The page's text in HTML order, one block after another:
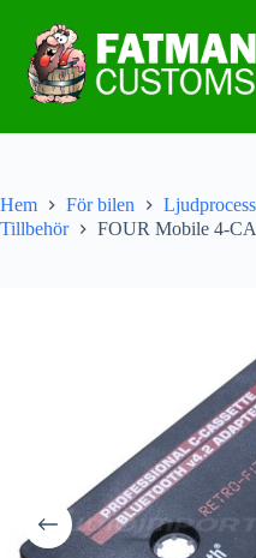
Hem För bilen
Tillbehör
FOUR Mobile 4-